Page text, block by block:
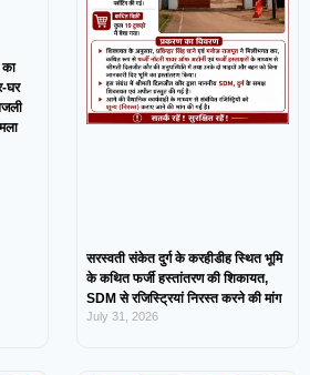
घर
सरस्वती संकेत दुर्ग के करहीडीह स्थित भूमि
के कथित फर्जी हस्तांतरण की शिकायत,
SDM से रजिस्ट्रियां निरस्त करने की मांग
July 31, 2026